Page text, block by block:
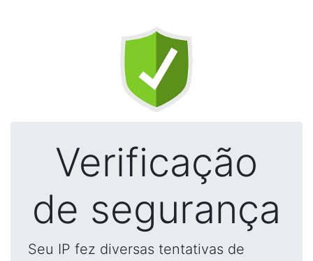
Verificação
de segurança
Seu IP fez diversas tentativas de